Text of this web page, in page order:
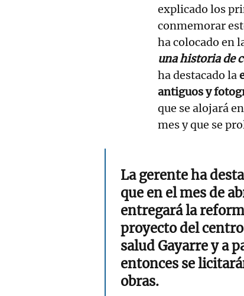
explicado los
conmemorar
ha colocado en
una historia de
ha destacado la
antiguos y
que se alojará
mes y que se
La gerente ha
que en el mes de
entregará la
proyecto del
salud Gayarre y a
entonces se
obras.